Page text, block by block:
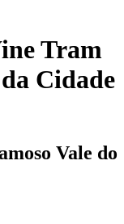
Tram
Cidade
Vale do